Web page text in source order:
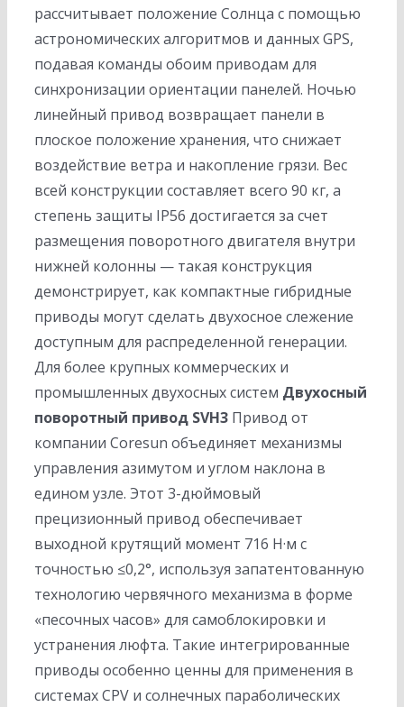
рассчитывает положение Солнца с помощью
астрономических алгоритмов и данных GPS,
подавая команды обоим приводам для
синхронизации ориентации панелей. Ночью
линейный привод возвращает панели в
плоское положение хранения, что снижает
воздействие ветра и накопление грязи. Вес
всей конструкции составляет всего 90 кг, а
степень защиты IP56 достигается за счет
размещения поворотного двигателя внутри
нижней колонны — такая конструкция
демонстрирует, как компактные гибридные
приводы могут сделать двухосное слежение
доступным для распределенной генерации.
Для более крупных коммерческих и
промышленных двухосных систем Двухосный
поворотный привод SVH3 Привод от
компании Coresun объединяет механизмы
управления азимутом и углом наклона в
едином узле. Этот 3-дюймовый
прецизионный привод обеспечивает
выходной крутящий момент 716 Н·м с
точностью ≤0,2°, используя запатентованную
технологию червячного механизма в форме
«песочных часов» для самоблокировки и
устранения люфта. Такие интегрированные
приводы особенно ценны для применения в
системах CPV и солнечных параболических